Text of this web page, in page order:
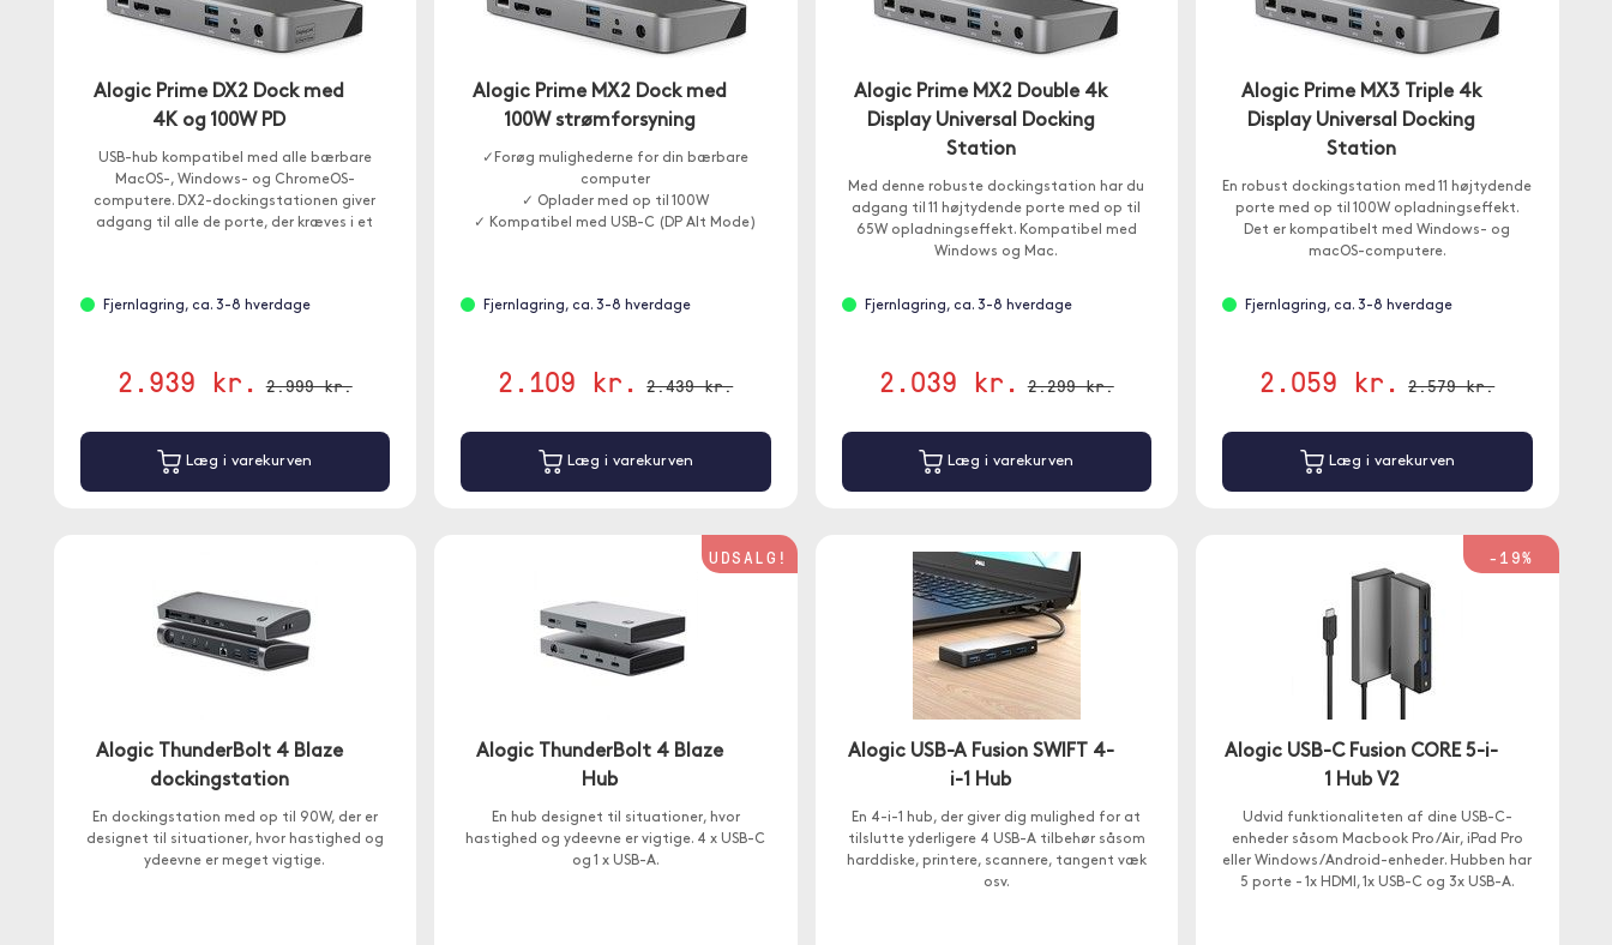
Alogic Prime DX2 Dock med
4K og 100W PD
USB-hub kompatibel med alle bærbare
MacOS-, Windows- og ChromeOS-
computere. DX2-dockingstationen giver
adgang til alle de porte, der kræves i et
Fjernlagring, ca. 3-8 hverdage
2.939 kr. 2.999 kr.
Læg i varekurven
Alogic Prime MX2 Dock med
100W strømforsyning
✓Forøg mulighederne for din bærbare
computer
✓ Oplader med op til 100W
✓ Kompatibel med USB-C (DP Alt Mode)
Fjernlagring, ca. 3-8 hverdage
2.109 kr. 2.439 kr.
Læg i varekurven
Alogic Prime MX2 Double 4k
Display Universal Docking
Station
Med denne robuste dockingstation har du
adgang til 11 højtydende porte med op til
65W opladningseffekt. Kompatibel med
Windows og Mac.
Fjernlagring, ca. 3-8 hverdage
2.039 kr. 2.299 kr.
Læg i varekurven
Alogic Prime MX3 Triple 4k
Display Universal Docking
Station
En robust dockingstation med 11 højtydende
porte med op til 100W opladningseffekt.
Det er kompatibelt med Windows- og
macOS-computere.
Fjernlagring, ca. 3-8 hverdage
2.059 kr. 2.579 kr.
Læg i varekurven
Alogic ThunderBolt 4 Blaze
dockingstation
En dockingstation med op til 90W, der er
designet til situationer, hvor hastighed og
ydeevne er meget vigtige.
UDSALG!
Alogic ThunderBolt 4 Blaze
Hub
En hub designet til situationer, hvor
hastighed og ydeevne er vigtige. 4 x USB-C
og 1 x USB-A.
Alogic USB-A Fusion SWIFT 4-
i-1 Hub
En 4-i-1 hub, der giver dig mulighed for at
tilslutte yderligere 4 USB-A tilbehør såsom
harddiske, printere, scannere, tangent væk
osv.
-19%
Alogic USB-C Fusion CORE 5-i-
1 Hub V2
Udvid funktionaliteten af dine USB-C-
enheder såsom Macbook Pro /Air, iPad Pro
eller Windows/Android-enheder. Hubben har
5 porte - 1x HDMI, 1x USB-C og 3x USB-A.